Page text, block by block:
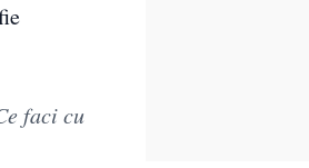
faci cu